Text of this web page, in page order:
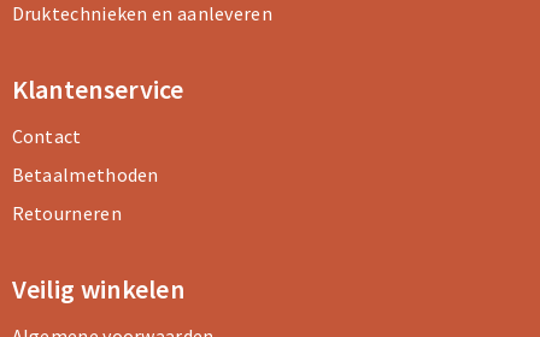
Druktechnieken en aanleveren
Klantenservice
Contact
Betaalmethoden
Retourneren
Veilig winkelen